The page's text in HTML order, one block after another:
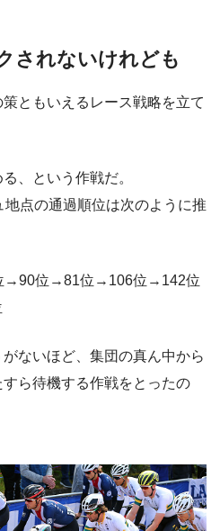
されないけれども
ともいえるレース戦略を立て
、という作戦だ。
点の通過順位は次のように推
位→81位→106位→142位
ないほど、集団の真ん中から
ら待機する作戦をとったの